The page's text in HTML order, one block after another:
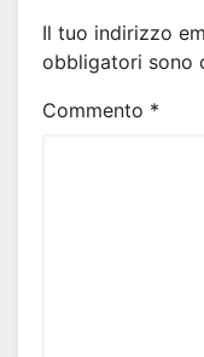
Il tuo indirizzo
obbligatori sono
Commento *